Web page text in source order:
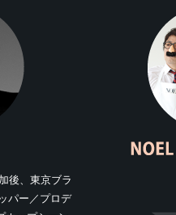
後、東京ブラ
パー／プロデ